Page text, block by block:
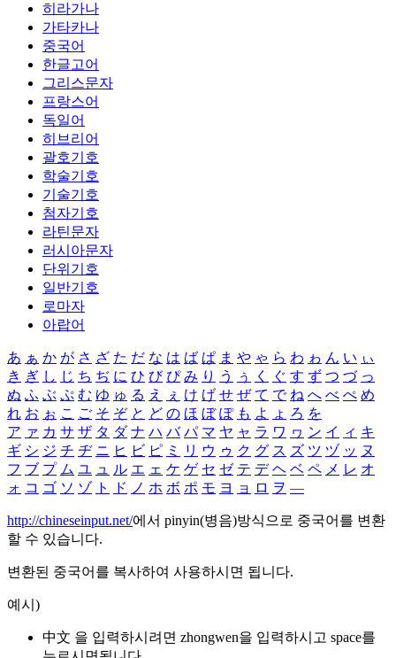
히라가나
가타카나
중국어
한글고어
그리스문자
프랑스어
독일어
히브리어
괄호기호
학술기호
기술기호
첨자기호
라틴문자
러시아문자
단위기호
일반기호
로마자
아랍어
あ ぁ か が さ ざ た だ な は ば ぱ ま や ゃ ら わ ゎ ん い ぃ
き ぎ し じ ち ぢ に ひ び ぴ み り う ぅ く ぐ す ず つ づ っ
ぬ ふ ぶ ぷ む ゆ ゅ る え ぇ け げ せ ぜ て で ね へ べ ぺ め
れ お ぉ こ ご そ ぞ と ど の ほ ぼ ぽ も よ ょ ろ を
ア ァ カ サ ザ タ ダ ナ ハ バ パ マ ヤ ャ ラ ワ ヮ ン イ ィ キ
ギ シ ジ チ ヂ ニ ヒ ビ ピ ミ リ ウ ゥ ク グ ス ズ ツ ヅ ッ ヌ
フ ブ プ ム ユ ュ ル エ ェ ケ ゲ セ ゼ テ デ ヘ ベ ペ メ レ オ
ォ コ ゴ ソ ゾ ト ド ノ ホ ボ ポ モ ヨ ョ ロ ヲ ―
http://chineseinput.net/에서 pinyin(병음)방식으로 중국어를 변환
할 수 있습니다.
변환된 중국어를 복사하여 사용하시면 됩니다.
예시)
中文 을 입력하시려면 zhongwen을 입력하시고 space를